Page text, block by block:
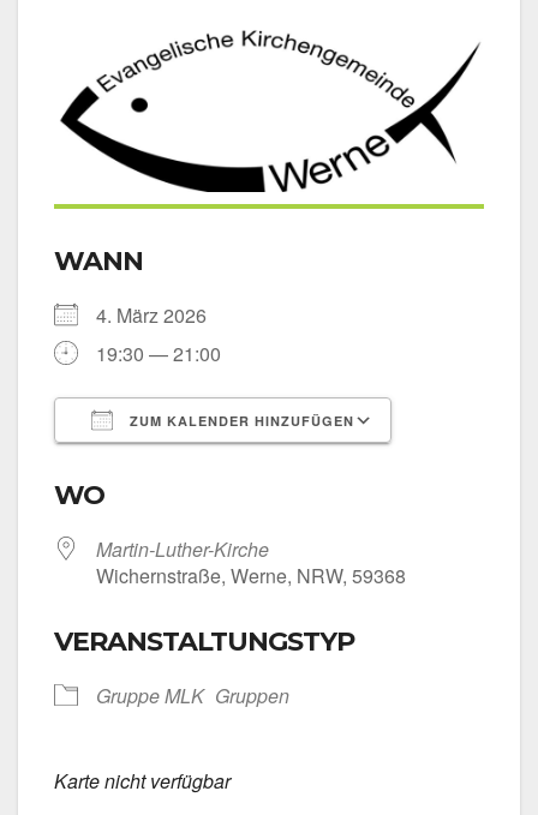
WANN
4. März 2026
19:30 — 21:00
ZUM KALENDER HINZUFÜGEN
WO
Martin-Luther-Kirche
Wichern­stra­ße, Wer­ne, NRW, 59368
VERANSTALTUNGSTYP
Grup­pe MLK Grup­pen
Kar­te nicht ver­füg­bar